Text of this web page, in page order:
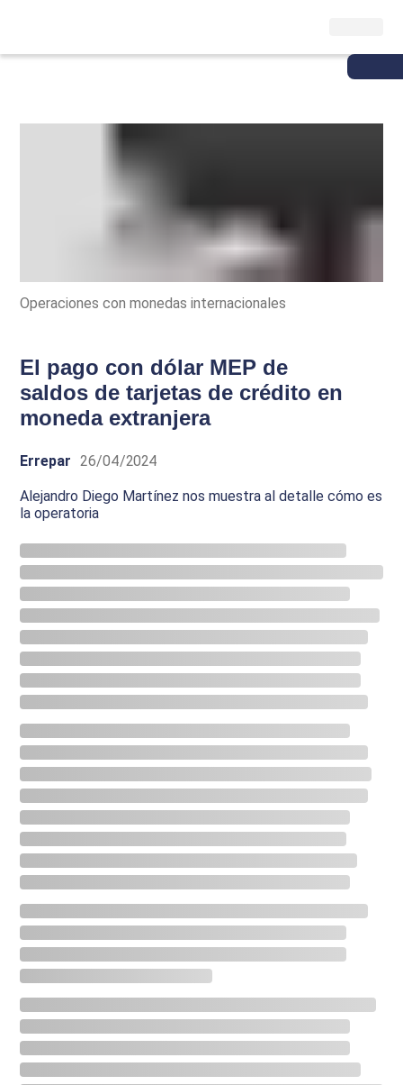
Operaciones con monedas internacionales
El pago con dólar MEP de
saldos de tarjetas de crédito en
moneda extranjera
Errepar 26/04/2024
Alejandro Diego Martínez nos muestra al detalle cómo es
la operatoria